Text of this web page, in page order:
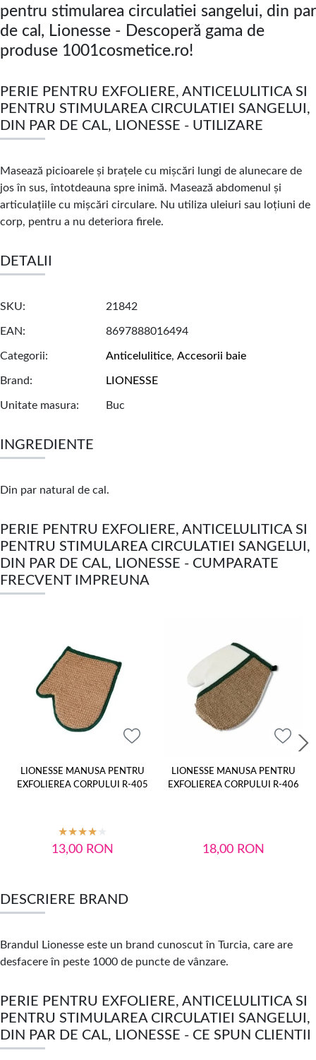
pentru stimularea circulatiei sangelui, din par
de cal, Lionesse - Descoperă gama de
produse 1001cosmetice.ro!
PERIE PENTRU EXFOLIERE, ANTICELULITICA SI
PENTRU STIMULAREA CIRCULATIEI SANGELUI,
DIN PAR DE CAL, LIONESSE - UTILIZARE
Masează picioarele şi braţele cu mişcări lungi de alunecare de
jos în sus, întotdeauna spre inimă. Masează abdomenul şi
articulaţiile cu mişcări circulare. Nu utiliza uleiuri sau loţiuni de
corp, pentru a nu deteriora firele.
DETALII
SKU 21842
EAN 8697888016494
Categorii Anticelulitice, Accesorii baie
Brand LIONESSE
Unitate masura Buc
INGREDIENTE
Din par natural de cal.
PERIE PENTRU EXFOLIERE, ANTICELULITICA SI
PENTRU STIMULAREA CIRCULATIEI SANGELUI,
DIN PAR DE CAL, LIONESSE - CUMPARATE
FRECVENT IMPREUNA
LIONESSE MANUSA PENTRU
EXFOLIEREA CORPULUI R-405
13,00 RON
LIONESSE MANUSA PENTRU
EXFOLIEREA CORPULUI R-406
18,00 RON
DESCRIERE BRAND
Brandul Lionesse este un brand cunoscut în Turcia, care are
desfacere în peste 1000 de puncte de vânzare.
PERIE PENTRU EXFOLIERE, ANTICELULITICA SI
PENTRU STIMULAREA CIRCULATIEI SANGELUI,
DIN PAR DE CAL, LIONESSE - CE SPUN CLIENTII